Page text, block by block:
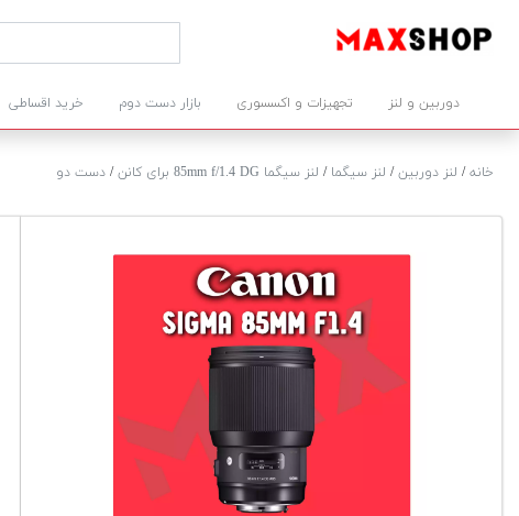
دوربین و لنز تجهیزات و اکسسوری بازار دست دوم خرید اقساطی
خانه/ لنز دوربین/ لنز سیگما / لنز سیگما 85mm f/1.4 DG برای کانن / دست دو